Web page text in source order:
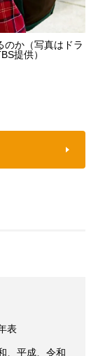
のか（写真はドラ
提供）
表
、平成、令和